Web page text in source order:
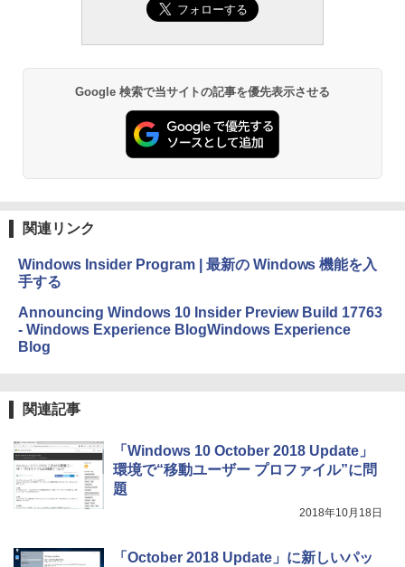
￥1,292
ClaudeCode いちばんやさしい 教科書:
方 マニュアル AI副業にもコンテンツ作成
にもKindle出版にも！ 非エンジニアのた
めのAIコーディング入門シリーズ
ズ (はぴーイラストLabo)
Kindle Paperwhite シグニチャーエディ
ション (32GB) 7インチディスプレイ、明
ブラック
Amazon Kindle Paperwhite (16GB) 7イ
イ、色調調節ライト、最大8週間持続バッ
テリー、広告無し、ブラック (2025年発
11インチカラーディスプレイ、64GBスト
レージ、ノート機能搭載、明るさ自動調
整、色調調節ライト、プレミアムペン付
Google 検索で当サイトの記事を優先表示させる
関連リンク
Windows Insider Program | 最新の Windows 機能を入
手する
Announcing Windows 10 Insider Preview Build 17763
- Windows Experience BlogWindows Experience
Blog
関連記事
「Windows 10 October 2018 Update」
環境で“移動ユーザー プロファイル”に問
題
2018年10月18日
「October 2018 Update」に新しいパッ